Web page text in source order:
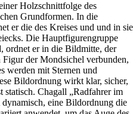
Holzschnittfolge des
Grundformen. In die
er die des Kreises und und in sie
Die Hauptfigurengruppe
ordnet er in die Bildmitte, der
der Mondsichel verbunden,
werden mit Sternen und
Bildordnung wirkt klar, sicher,
statisch. Chagall „Radfahrer im
eine Bildordnung die